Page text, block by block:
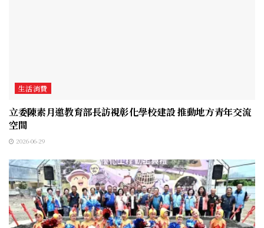
生活消費
立委陳素月邀教育部長訪視彰化學校建設 推動地方青年交流
空間
2026-06-29